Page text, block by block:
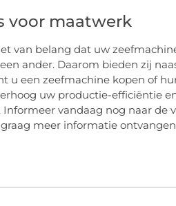
voor maatwerk
van belang dat uw
ander. Daarom bieden zij
u een zeefmachine kopen of
uw productie-efficiëntie
vandaag nog naar de
meer informatie